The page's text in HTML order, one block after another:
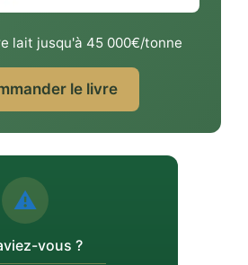
lait jusqu'à 45 000€/tonne
le livre
⚠️
vous ?